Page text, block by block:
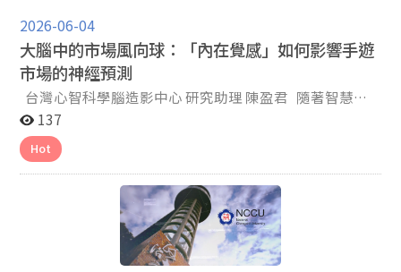
2026-06-04
大腦中的市場風向球：「內在覺感」如何影響手遊
市場的神經預測
裝置成為現代生活不可或缺的一部分，手機遊戲（手遊）
產業已成長為龐大的市場。根據統計，截至2022年，全
球約有26億名手遊玩家，每天平均花費16.7分鐘在遊戲
上，創造的總產值高達922億美元。在這樣的背景下，如
何精準預測一款遊戲在市場上的受歡迎程度，成為決策科
學與市場行銷的重要課題。近年來，神經科學家發展出
「神經預測」（Neuroforecasting）理論，主張透過少數
參與者的腦部活動，可以預測大眾整體的市場行為。 此理
137
Hot